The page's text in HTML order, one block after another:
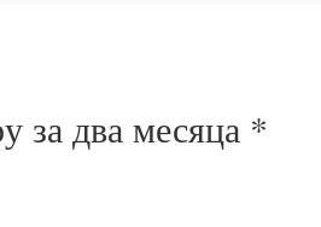
задва месяца *